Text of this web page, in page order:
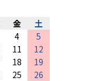
金
土
4
5
11
12
18
19
25
26